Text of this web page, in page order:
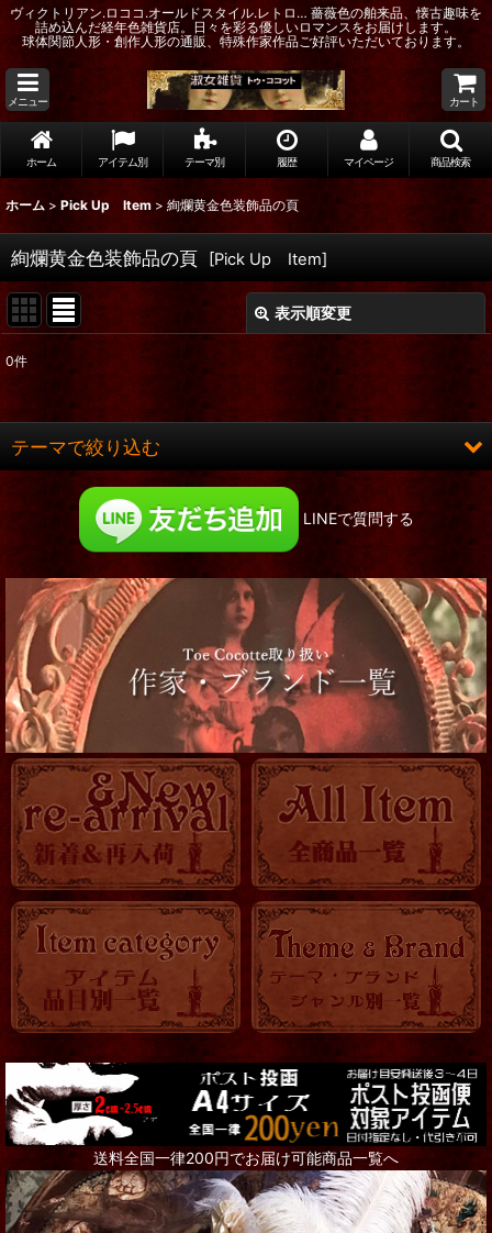
ヴィクトリアン.ロココ.オールドスタイル.レトロ… 薔薇色の舶来品、懐古趣味を
詰め込んだ経年色雑貨店。日々を彩る優しいロマンスをお届けします。
球体関節人形・創作人形の通販、特殊作家作品ご好評いただいております。
メニュー カート
ホーム アイテム別 テーマ別 履歴 マイページ 商品検索
ホーム > Pick Up Item > 絢爛黄金色装飾品の頁
絢爛黄金色装飾品の頁 [Pick Up Item]
表示順変更
:
在庫あり
並び順:
絞り込む
0件
テーマで絞り込む
ロング&ヒット
コルセット
靴
服飾小物
帽子他
ロマ傘
OTHER
KITCHEN
時計
バッグ・ポーチ
トランク・BOX
アクセサリー全て
Steampunk Goggles
リング
ネックレス
LINEで質問する
送料全国一律200円でお届け可能商品一覧へ